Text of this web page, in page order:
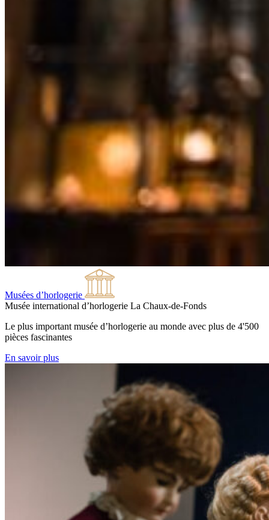
Musées d’horlogerie
Musée international d’horlogerie La Chaux-de-Fonds
Le plus important musée d’horlogerie au monde avec plus de 4'500
pièces fascinantes
En savoir plus